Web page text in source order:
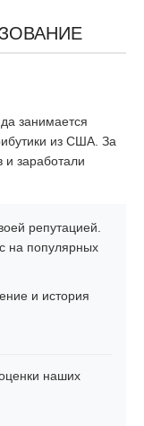
занимается
из США. За
и заработали
репутацией.
на популярных
и история
наших